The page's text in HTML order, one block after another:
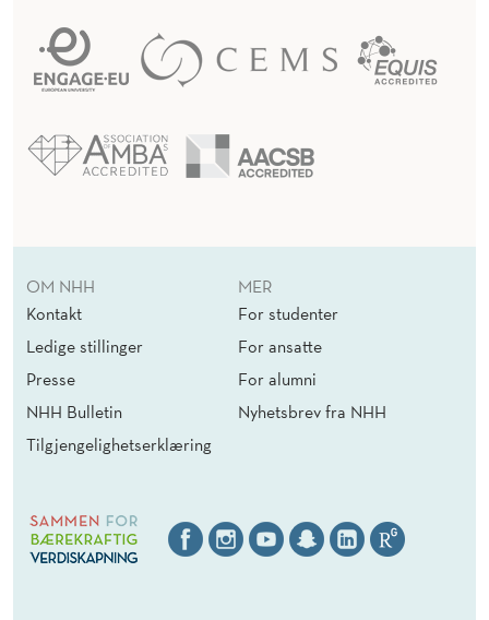
OM NHH
Kontakt
Ledige stillinger
Presse
NHH Bulletin
Tilgjengelighetserklæring
MER
For studenter
For ansatte
For alumni
Nyhetsbrev fra NHH